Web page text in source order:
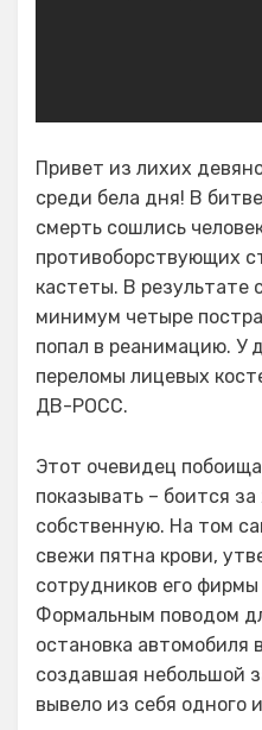
Привет из лихих
среди бела дня! В
смерть сошлись
противоборствующих
кастеты. В результате
минимум четыре
попал в реанимацию. У
переломы лицевых
ДВ-РОСС.
Этот очевидец
показывать – боится
собственную. На том
свежи пятна крови,
сотрудников его
Формальным поводом
остановка автомобиля
создавшая небольшой
вывело из себя одного